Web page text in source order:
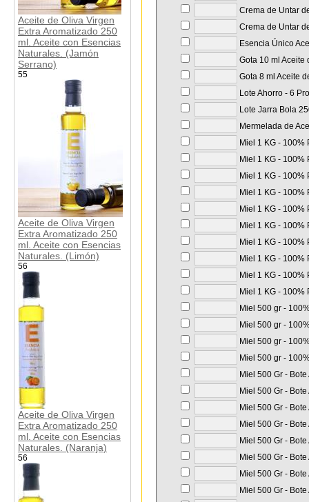
Aceite de Oliva Virgen
Extra Aromatizado 250
ml. Aceite con Esencias
Naturales. (Jamón
Serrano)
55
Aceite de Oliva Virgen
Extra Aromatizado 250
ml. Aceite con Esencias
Naturales. (Limón)
56
Aceite de Oliva Virgen
Extra Aromatizado 250
ml. Aceite con Esencias
Naturales. (Naranja)
56
Crema de Untar
Crema de Untar
Esencia Único
Gota 10 ml
Gota 8 ml Aceite
Lote Ahorro - 6
Lote Jarra Bola
Mermelada de
Miel 1 KG - 100%
Miel 1 KG - 100%
Miel 1 KG - 100%
Miel 1 KG - 100%
Miel 1 KG - 100%
Miel 1 KG - 100%
Miel 1 KG - 100%
Miel 1 KG - 100%
Miel 1 KG - 100%
Miel 1 KG - 100%
Miel 500 gr -
Miel 500 gr -
Miel 500 gr -
Miel 500 gr -
Miel 500 Gr -
Miel 500 Gr -
Miel 500 Gr -
Miel 500 Gr -
Miel 500 Gr -
Miel 500 Gr -
Miel 500 Gr -
Miel 500 Gr -